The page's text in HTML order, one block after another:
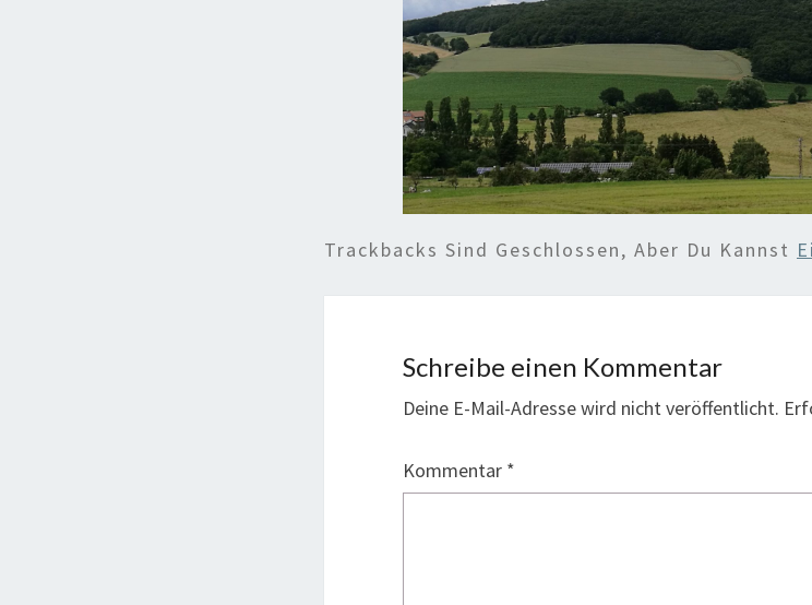
Trackbacks Sind Geschlossen, Aber Du Kannst
Schreibe einen Kommentar
Deine E-Mail-Adresse wird nicht veröffentlicht.
Kommentar *